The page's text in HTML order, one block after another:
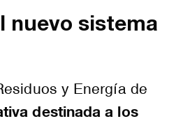
nuevo sistema
y Energía de
destinada a los